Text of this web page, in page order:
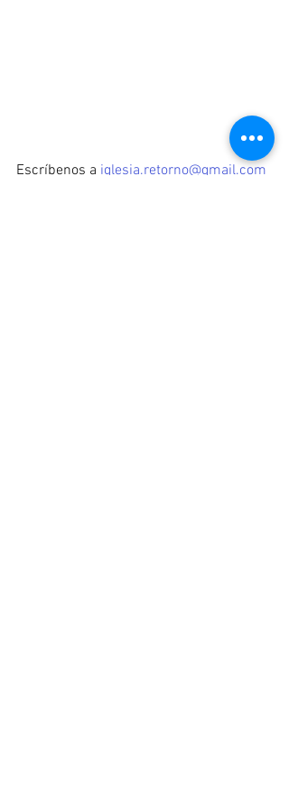
Escríbenos a iglesia.retorno@gmail.com